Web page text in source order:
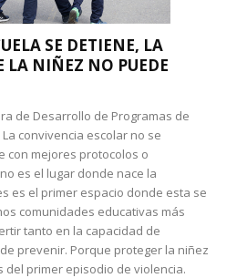
SE DETIENE, LA
LA NIÑEZ NO PUEDE
de Desarrollo de Programas de
convivencia escolar no se
con mejores protocolos o
es el lugar donde nace la
es el primer espacio donde esta se
comunidades educativas más
tanto en la capacidad de
prevenir. Porque proteger la niñez
del primer episodio de violencia.